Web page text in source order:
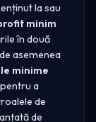
la sau
minim
în două
asemenea
minime
pentru a
de
de